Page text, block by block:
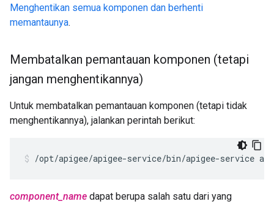
Menghentikan semua komponen dan berhenti
memantaunya.
Membatalkan pemantauan komponen (tetapi
jangan menghentikannya)
Untuk membatalkan pemantauan komponen (tetapi tidak
menghentikannya), jalankan perintah berikut:
/opt/apigee/apigee-service/bin/apigee-service
component_name dapat berupa salah satu dari yang